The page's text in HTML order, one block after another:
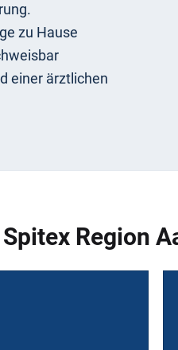
zu Hause
einer ärztlichen
Region